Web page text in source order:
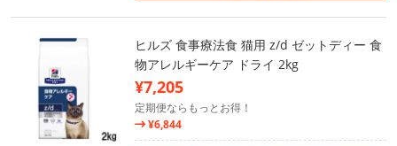
ヒルズ 食事療法食 猫用 z/d ゼットディー 食
物アレルギーケア ドライ 2kg
¥7,205
定期便ならもっとお得！
¥6,844